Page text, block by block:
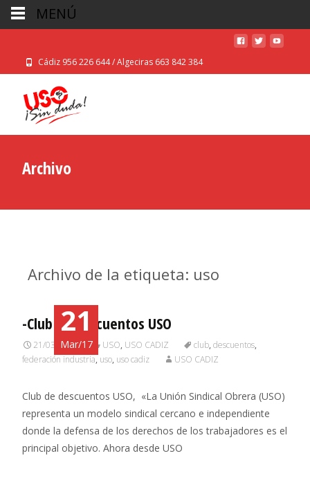
Cádiz 956 226 644 / Algeciras 663 842 384
Archivo
Archivo de la etiqueta: uso
21
Mar/17
-Club de descuentos USO
21/03/2017 USO, USO CADIZ club, descuentos,
federación industria, uso, uso cadiz USO CADIZ
Club de descuentos USO, «La Unión Sindical Obrera (USO)
representa un modelo sindical cercano e independiente
donde la defensa de los derechos de los trabajadores es el
principal objetivo. Ahora desde USO
MENÚ